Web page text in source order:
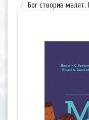
Бог створив